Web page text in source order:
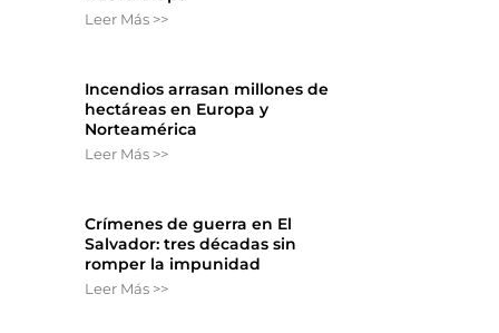
Leer Más >>
Incendios arrasan millones de
hectáreas en Europa y
Norteamérica
Leer Más >>
Crímenes de guerra en El
Salvador: tres décadas sin
romper la impunidad
Leer Más >>